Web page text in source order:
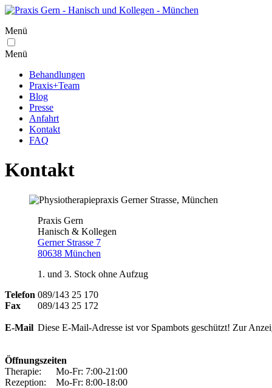
Menü
Menü
Behandlungen
Praxis+Team
Blog
Presse
Anfahrt
Kontakt
FAQ
Kontakt
Praxis Gern
Hanisch & Kollegen
Gerner Strasse 7
80638 München
1. und 3. Stock ohne Aufzug
Telefon 089/143 25 170
Fax
089/143 25 172
E-Mail Diese E-Mail-Adresse ist vor Spambots geschützt! Zur
Öffnungszeiten
Therapie: Mo-Fr: 7:00-21:00
Rezeption: Mo-Fr: 8:00-18:00